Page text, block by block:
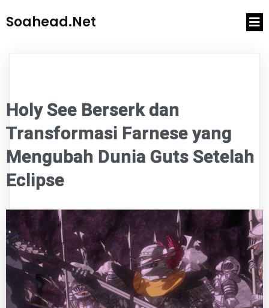
Soahead.net
Holy See Berserk dan
Transformasi Farnese yang
Mengubah Dunia Guts Setelah
Eclipse